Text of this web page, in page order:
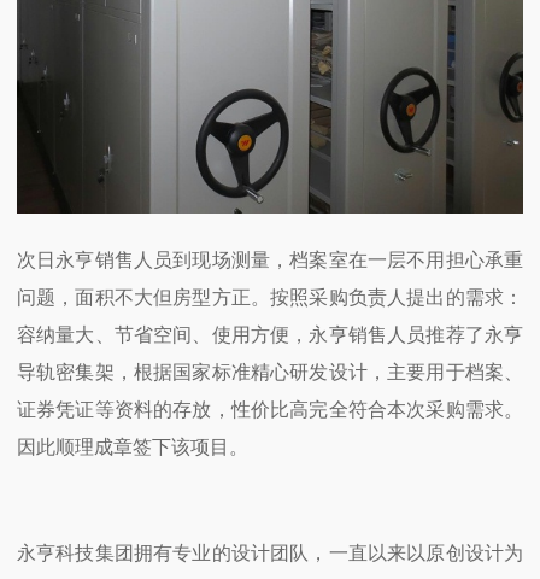
次日永亨销售人员到现场测量，档案室在一层不用担心承重
问题，面积不大但房型方正。按照采购负责人提出的需求：
容纳量大、节省空间、使用方便，永亨销售人员推荐了永亨
导轨密集架，根据国家标准精心研发设计，主要用于档案、
证券凭证等资料的存放，性价比高完全符合本次采购需求。
因此顺理成章签下该项目。
永亨科技集团拥有专业的设计团队，一直以来以原创设计为